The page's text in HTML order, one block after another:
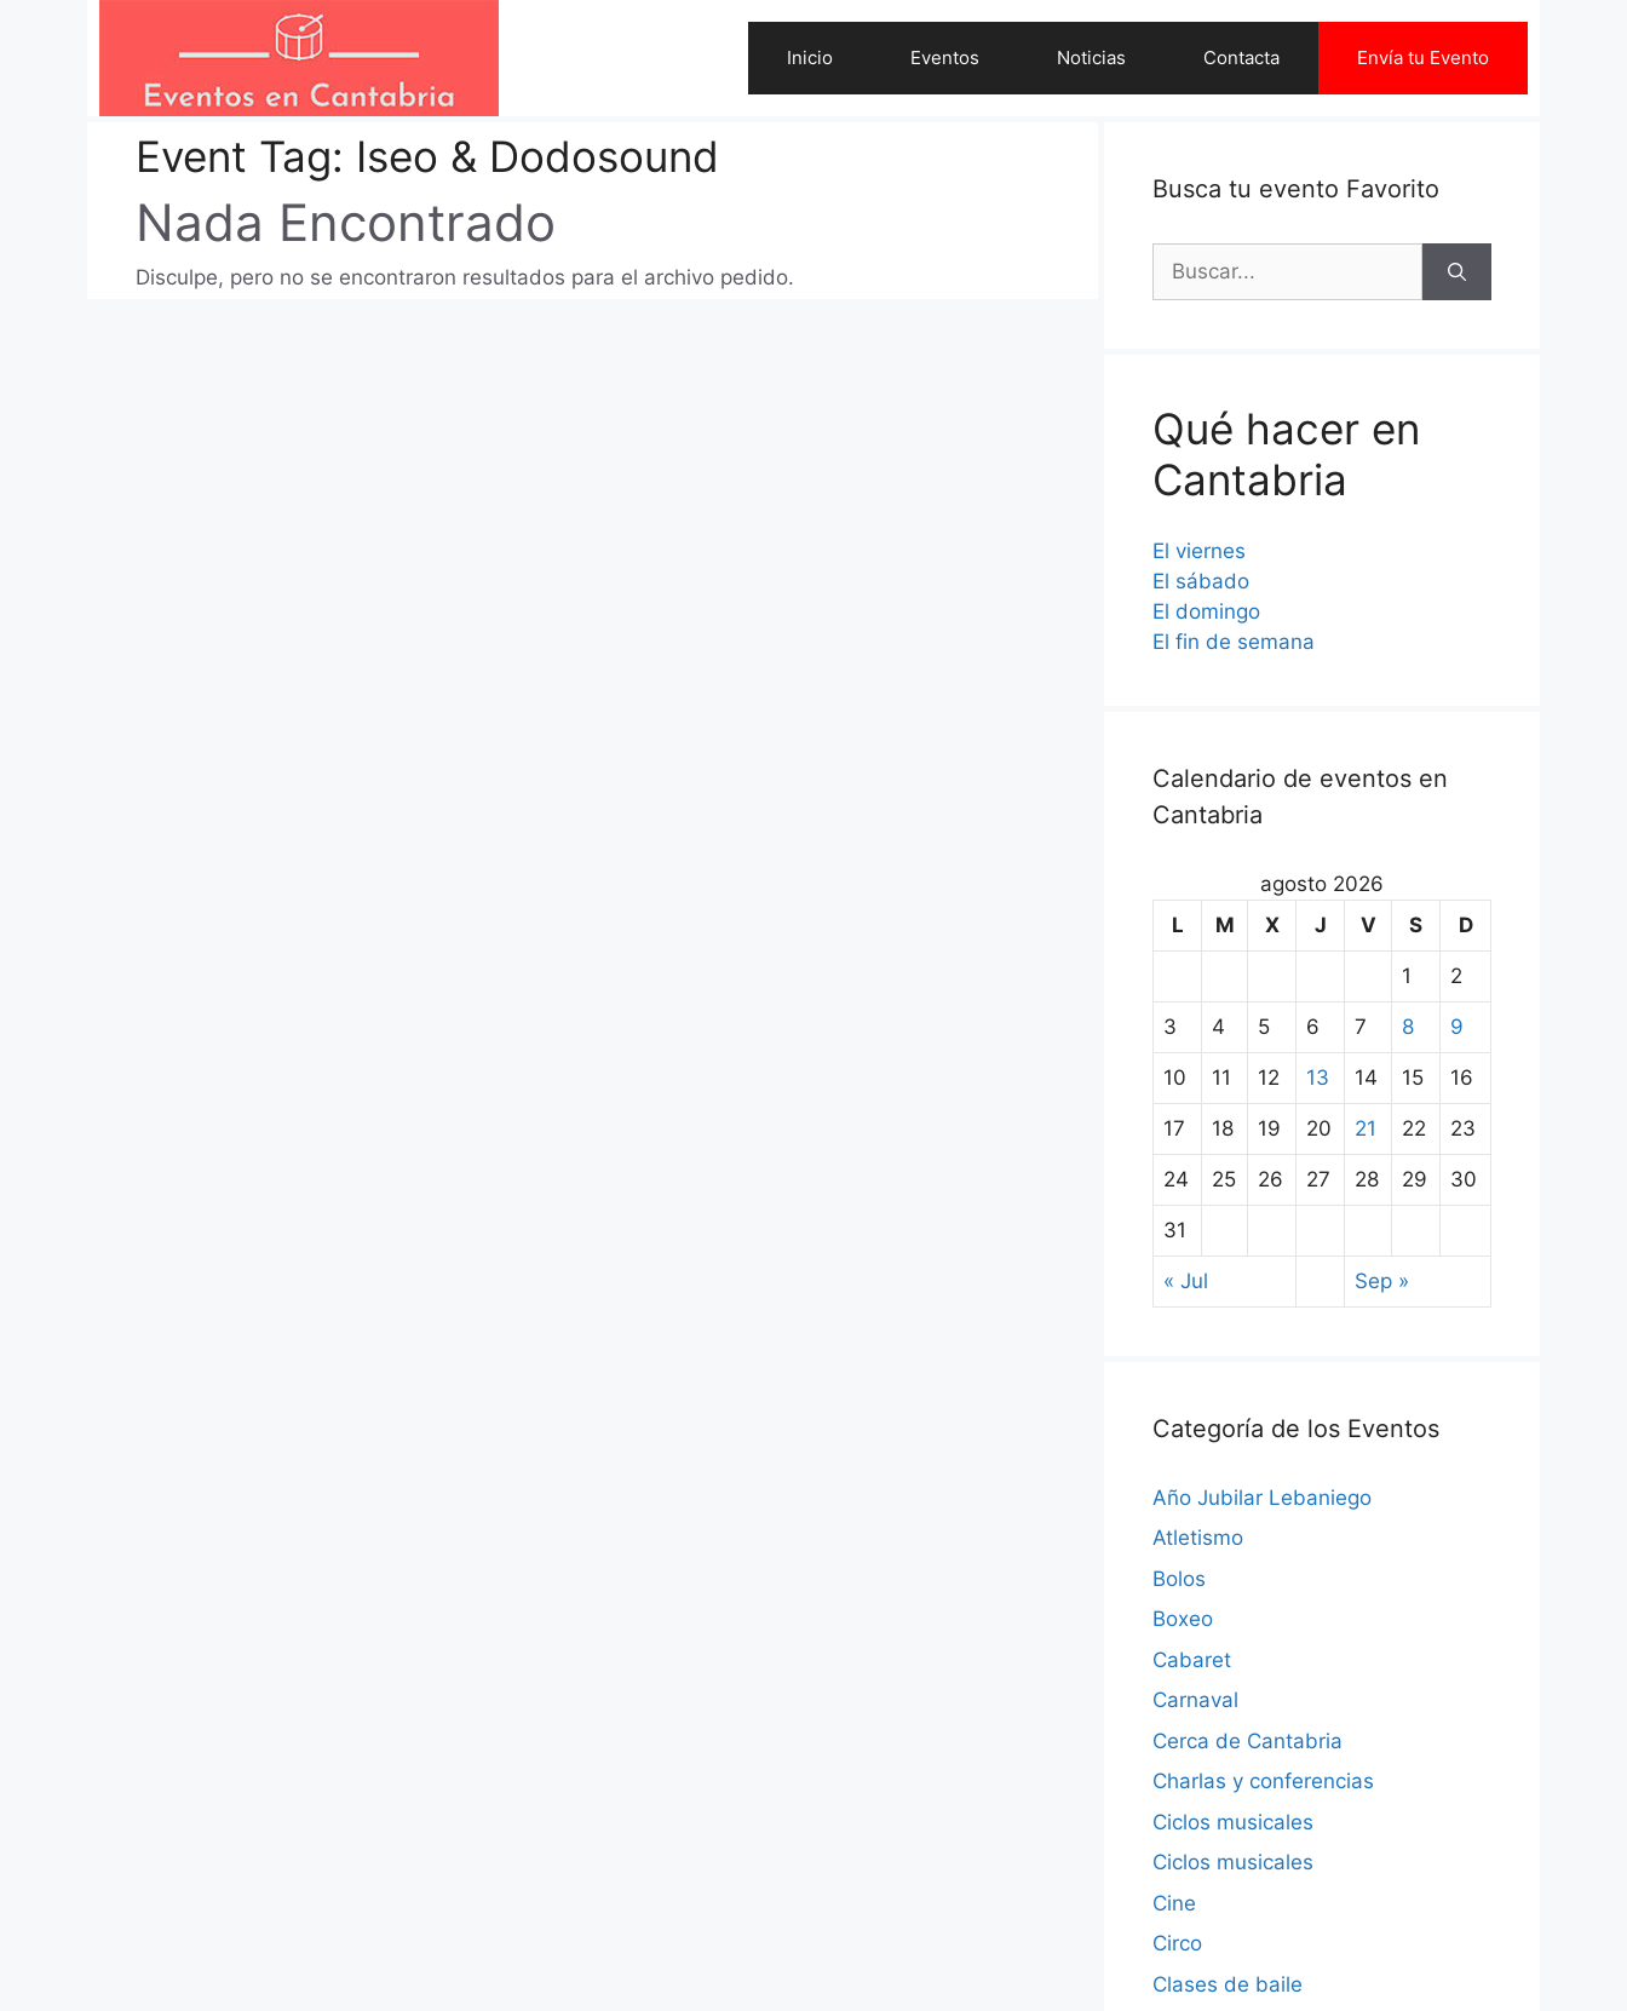
Inicio Eventos Noticias Contacta Envía tu Evento
Event Tag: Iseo & Dodosound
Nada Encontrado
Disculpe, pero no se encontraron resultados para el archivo pedido.
Busca tu evento Favorito
Buscar:
Qué hacer en
Cantabria
El viernes
El sábado
El domingo
El fin de semana
Calendario de eventos en
Cantabria
agosto 2026
L
M X J V S D
1 2
3 4 5 6 7 8 9
10 11 12 13 14 15 16
17 18 19 20 21 22 23
24 25 26 27 28 29 30
31
« Jul Sep »
Categoría de los Eventos
Año Jubilar Lebaniego
Atletismo
Bolos
Boxeo
Cabaret
Carnaval
Cerca de Cantabria
Charlas y conferencias
Ciclos musicales
Ciclos musicales
Cine
Circo
Clases de baile